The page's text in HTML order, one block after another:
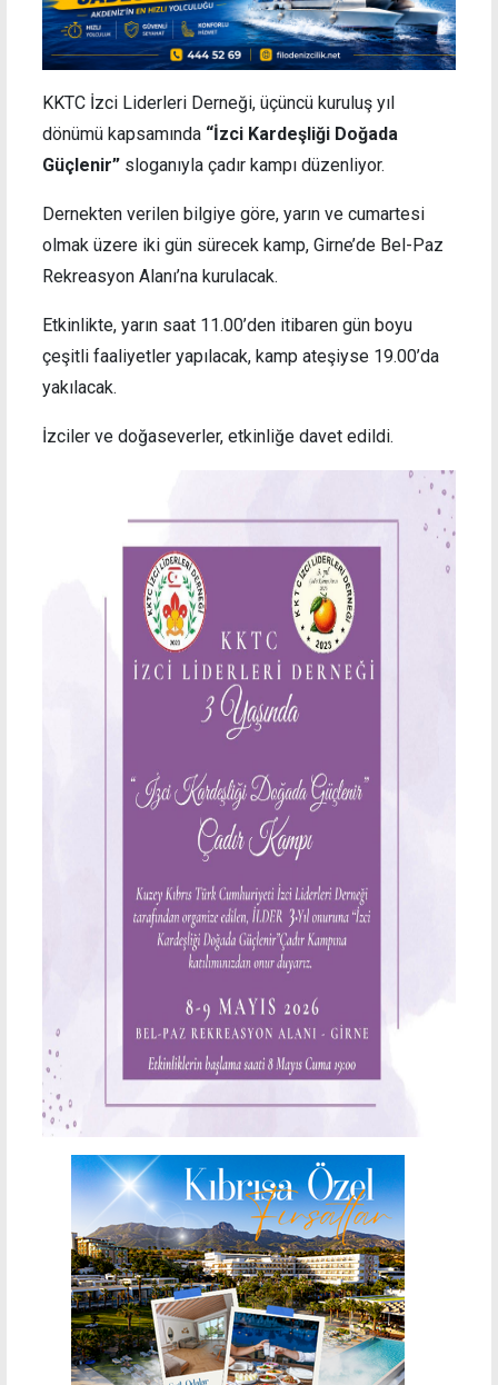
KKTC İzci Liderleri Derneği, üçüncü kuruluş yıl
dönümü kapsamında “İzci Kardeşliği Doğada
Güçlenir” sloganıyla çadır kampı düzenliyor.
Dernekten verilen bilgiye göre, yarın ve cumartesi
olmak üzere iki gün sürecek kamp, Girne’de Bel-Paz
Rekreasyon Alanı’na kurulacak.
Etkinlikte, yarın saat 11.00’den itibaren gün boyu
çeşitli faaliyetler yapılacak, kamp ateşiyse 19.00’da
yakılacak.
İzciler ve doğaseverler, etkinliğe davet edildi.